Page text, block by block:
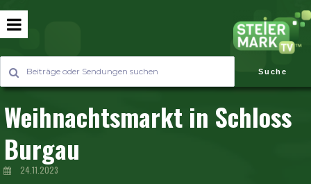
Suche
Weihnachtsmarkt in Schloss
Burgau
24.11.2023